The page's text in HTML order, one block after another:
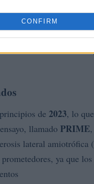
CONFIRM
de dólaresen2021
de 2023, lo
llamado PRIME
lateral
ya que